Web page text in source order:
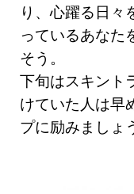
り、心躍る日々
っているあなた
そう。
下旬はスキント
けていた人は早
プに励みましょ